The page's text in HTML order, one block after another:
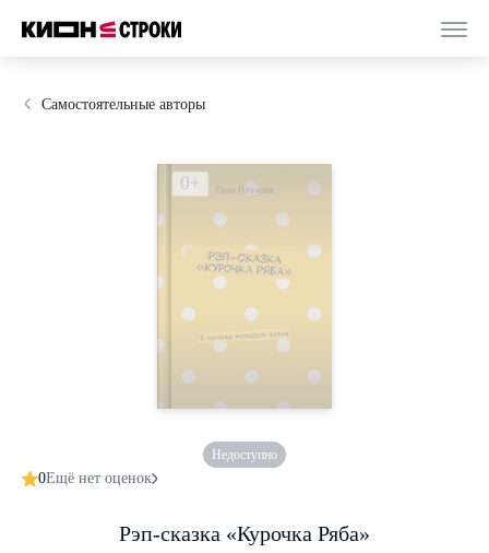
Самостоятельные авторы
Недоступно
0Ещё нет оценок
Рэп-сказка «Курочка Ряба»